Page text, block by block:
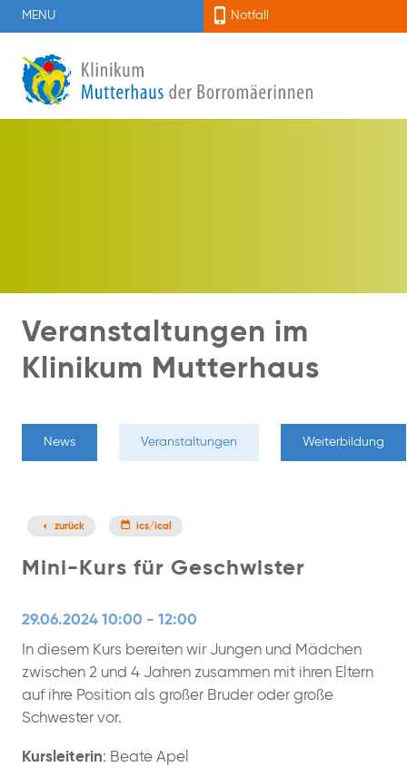
MENU Notfall
Veranstaltungen im
Klinikum Mutterhaus
News Veranstaltungen Weiterbildung
Mini-Kurs für Geschwister
29.06.2024 10:00 - 12:00
In diesem Kurs bereiten wir Jungen und Mädchen
zwischen 2 und 4 Jahren zusammen mit ihren Eltern
auf ihre Position als großer Bruder oder große
Schwester vor.
Kursleiterin: Beate Apel
zurück ics/ical